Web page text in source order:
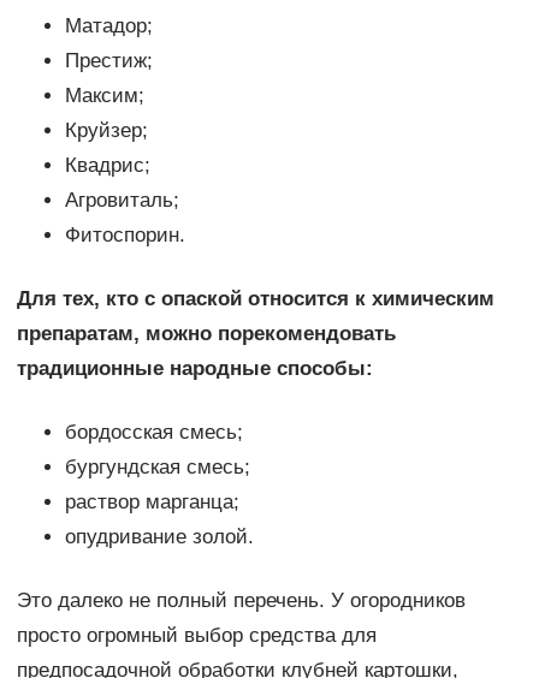
Матадор;
Престиж;
Максим;
Круйзер;
Квадрис;
Агровиталь;
Фитоспорин.
Для тех, кто с опаской относится к химическим
препаратам, можно порекомендовать
традиционные народные способы:
бордосская смесь;
бургундская смесь;
раствор марганца;
опудривание золой.
Это далеко не полный перечень. У огородников
просто огромный выбор средства для
предпосадочной обработки клубней картошки,